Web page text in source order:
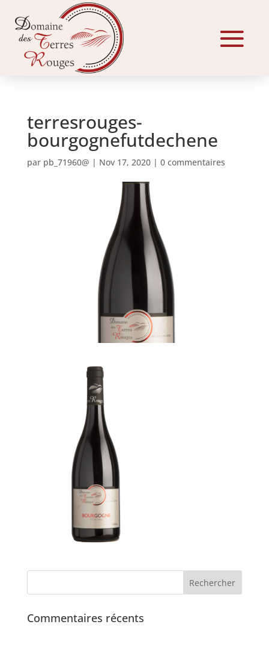
terresrouges-
bourgognefutdechene
par pb_71960@ | Nov 17, 2020| 0 commentaires
Commentaires récents